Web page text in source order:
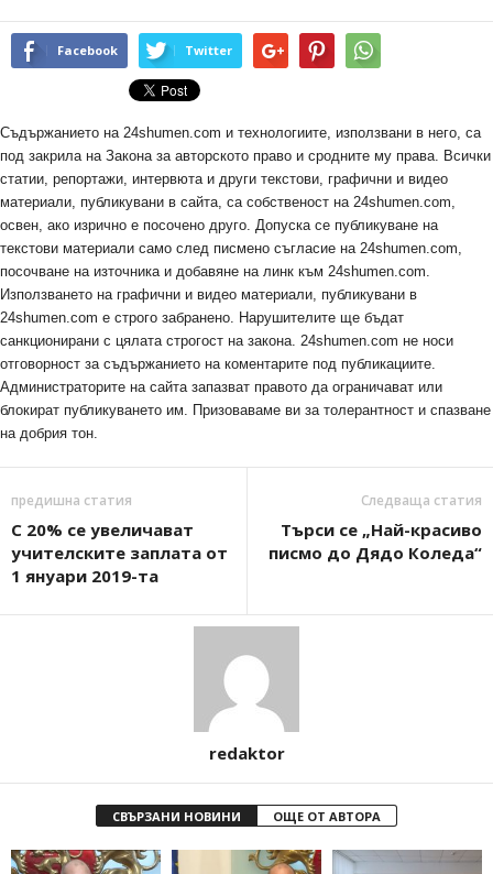
Facebook Twitter
Съдържанието на 24shumen.com и технологиите, използвани в него, са
под закрила на Закона за авторското право и сродните му права. Всички
статии, репортажи, интервюта и други текстови, графични и видео
материали, публикувани в сайта, са собственост на 24shumen.com,
освен, ако изрично е посочено друго. Допуска се публикуване на
текстови материали само след писмено съгласие на 24shumen.com,
посочване на източника и добавяне на линк към 24shumen.com.
Използването на графични и видео материали, публикувани в
24shumen.com е строго забранено. Нарушителите ще бъдат
санкционирани с цялата строгост на закона. 24shumen.com не носи
отговорност за съдържанието на коментарите под публикациите.
Администраторите на сайта запазват правото да ограничават или
блокират публикуването им. Призоваваме ви за толерантност и спазване
на добрия тон.
предишна статия
С 20% се увеличават
учителските заплата от
1 януари 2019-та
Следваща статия
Търси се „Най-красиво
писмо до Дядо Коледа“
redaktor
СВЪРЗАНИ НОВИНИ ОЩЕ ОТ АВТОРА